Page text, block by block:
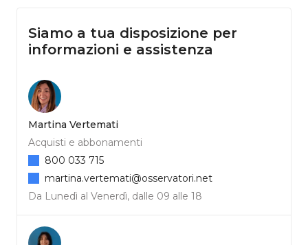
Siamo a tua disposizione per
informazioni e assistenza
Martina Vertemati
Acquisti e abbonamenti
Da Lunedì al Venerdì, dalle 09 alle 18
800 033 715
martina.vertemati@osservatori.net